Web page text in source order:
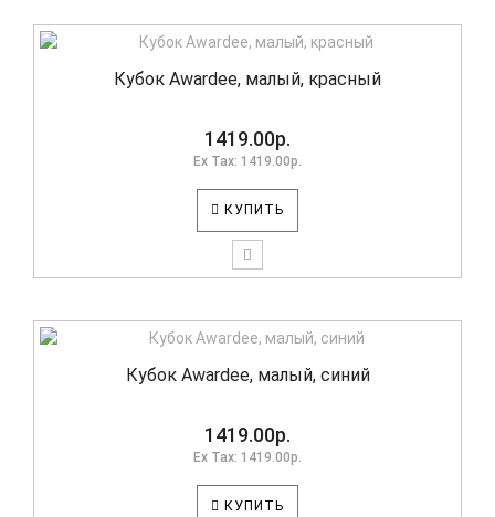
Кубок Awardee, малый, красный
1419.00р.
Ex Tax: 1419.00р.
КУПИТЬ
Кубок Awardee, малый, синий
1419.00р.
Ex Tax: 1419.00р.
КУПИТЬ